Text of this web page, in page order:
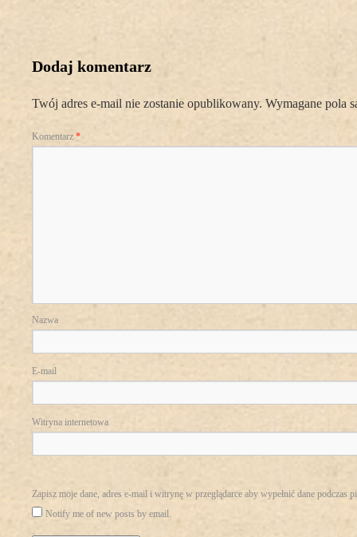
Dodaj komentarz
Twój adres e-mail nie zostanie opublikowany. Wymagane pola
Komentarz *
Nazwa
E-mail
Witryna internetowa
Zapisz moje dane, adres e-mail i witrynę w przeglądarce aby wypełnić dane podczas
Notify me of new posts by email.